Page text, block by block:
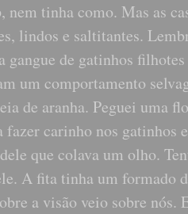
nem tinha como. Mas as
lindos e saltitantes.
de gatinhos
um comportamento
de aranha. Peguei uma
carinho nos gatinhos
que colava um olho.
A fita tinha um formado
a visão veio sobre nós.